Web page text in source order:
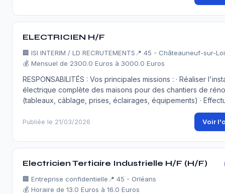
ELECTRICIEN H/F
🏢 ISI INTERIM / LD RECRUTEMENTS 📍 45 - Châteauneuf-sur-
💰 Mensuel de 2300.0 Euros à 3000.0 Euros
RESPONSABILITÉS : Vos principales missions : · Réaliser
électrique complète des maisons pour des chantiers de
(tableaux, câblage, prises, éclairages, équipements) ·
Publiée le 21/03/2026 Voir
Electricien Tertiaire Industrielle H/F (H/F)
🏢 Entreprise confidentielle 📍 45 - Orléans
💰 Horaire de 13.0 Euros à 16.0 Euros